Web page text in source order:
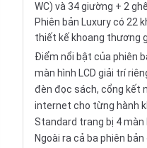
WC) và 34 giường + 2
Phiên bản Luxury có 22
thiết kế khoang thương
Điểm nổi bật của phiên
màn hình LCD giải trí
đèn đọc sách, cổng kết
internet cho từng hành
Standard trang bị 4 màn
Ngoài ra cả ba phiên